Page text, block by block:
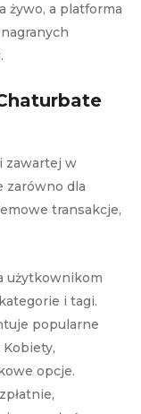
żywo, a platforma
zawartej w
zarówno dla
transakcje,
użytkownikom
i tagi.
popularne
opcje.